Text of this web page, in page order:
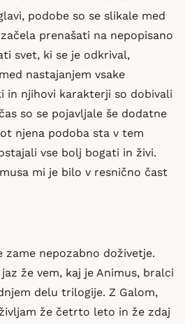
podobe so se slikale med
prenašati na nepopisano
svet, ki se je odkrival,
nastajanjem vsake
in njihovi karakterji so dobivali
so se pojavljale še dodatne
njena podoba sta v tem
vse bolj bogati in živi.
mi je bilo v resnično čast
zame nepozabno doživetje.
že vem, kaj je Animus, bralci
delu trilogije. Z Galom,
že četrto leto in že zdaj